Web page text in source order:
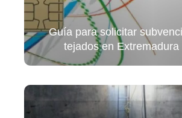
Guía para solicitar
tejados en Extremadura